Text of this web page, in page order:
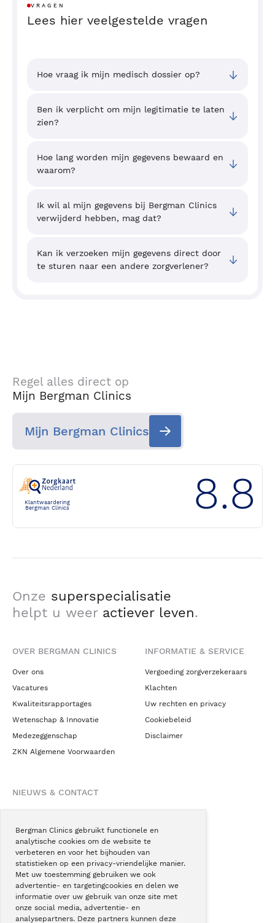
Bergman Clinics gebruikt functionele en
analytische cookies om de website te
verbeteren en voor het bijhouden van
statistieken op een privacy-vriendelijke manier.
Met uw toestemming gebruiken we ook
advertentie- en targetingcookies en delen we
informatie over uw gebruik van onze site met
onze social media, advertentie- en
analysepartners. Deze partners kunnen deze
VRAGEN
Lees hier veelgestelde vragen
Hoe vraag ik mijn medisch dossier op?
Ben ik verplicht om mijn legitimatie te laten
zien?
Hoe lang worden mijn gegevens bewaard en
waarom?
Ik wil al mijn gegevens bij Bergman Clinics
verwijderd hebben, mag dat?
Kan ik verzoeken mijn gegevens direct door
te sturen naar een andere zorgverlener?
Regel alles direct op
Mijn Bergman Clinics
Mijn Bergman Clinics
Klantwaardering
Bergman Clinics
8.8
Onze superspecialisatie
helpt u weer actiever leven.
OVER BERGMAN CLINICS
Over ons
Vacatures
Kwaliteitsrapportages
Wetenschap & Innovatie
Medezeggenschap
ZKN Algemene Voorwaarden
INFORMATIE & SERVICE
Vergoeding zorgverzekeraars
Klachten
Uw rechten en privacy
Cookiebeleid
Disclaimer
NIEUWS & CONTACT
Blogs
Podcast
Pressroom
Instagram
Facebook
LinkedIn